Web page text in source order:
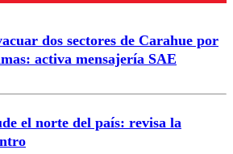
dos sectores de Carahue por
activa mensajería SAE
el norte del país: revisa la